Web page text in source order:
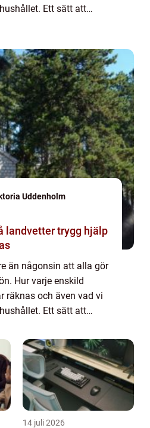
Ett sätt att
Uddenholm
trygg hjälp
än någonsin att alla gör
Hur varje enskild
räknas och även vad vi
Ett sätt att
är något...
14 juli 2026